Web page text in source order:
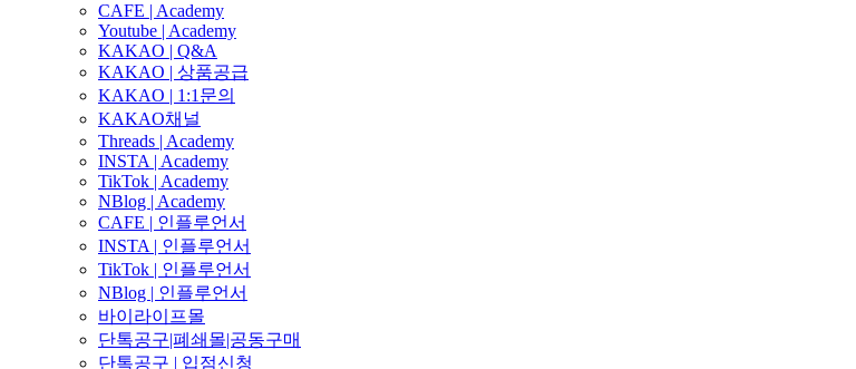
CAFE | Academy
Youtube | Academy
KAKAO | Q&A
KAKAO | 상품공급
KAKAO | 1:1문의
KAKAO채널
Threads | Academy
INSTA | Academy
TikTok | Academy
NBlog | Academy
CAFE | 인플루언서
INSTA | 인플루언서
TikTok | 인플루언서
NBlog | 인플루언서
바이라이프몰
단톡공구|폐쇄몰|공동구매
단톡공구 | 입점신청